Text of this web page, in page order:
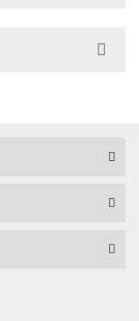
Çerçeveli Tablolarınız